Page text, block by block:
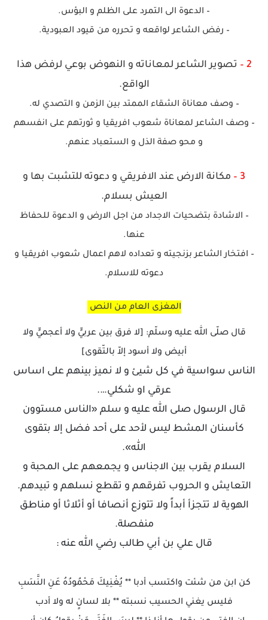
– الدعوة الى التمرد على الظلم و البؤس.
– رفض الشاعر لواقعه و تحرره من قيود العبودية.
2 –
تصوير الشاعر لمعاناته و النهوض بوعي لرفض هذا
الواقع.
– وصف معاناة الشقاء الممتد بين الزمن و التصدي له.
– وصف الشاعر لمعاناة شعوب افريقيا و ثورتهم على انفسهم
و محو صفة الذل و الستعباد عنهم.
3 –
مكانة الارض عند الافريقي و دعوته للتشبت بها و
العيش بسلام.
– الاشادة بتضحيات الاجداد من اجل الارض و الدعوة للحفاظ
عنها.
– افتخار الشاعر بزنجيته و تعداده لاهم اعمال شعوب افريقيا و
دعوته للاسلام.
المغزى العام من النص
قال صلّى الله عليه وسلّم: [لا فرق بين عربيٍّ ولا أعجميٍّ ولا
أبيض ولا أسود إلاّ بالتّقوى]
الناس سواسية في كل شيئ و لا نميز بينهم على اساس
عرقي او شكلي….
قال الرسول صلى الله عليه و سلم «الناس مستوون
كأسنان المشط ليس لأحد على أحد فضل إلا بتقوى
الله».
السلام يقرب بين الاجناس و يجمعهم على المحبة و
التعايش و الحروب تفرقهم و تقطع نسلهم و تبيدهم.
الهوية لا تتجزأ أبداً ولا تتوزع أنصافا أو أثلاثا أو مناطق
منفصلة.
قال علي بن أبي طالب رضي الله عنه :
كن ابن من شئت واكتسب أدبا ** يُغْنِيكَ مَحْمُودُهُ عَنِ النَّسَبِ
فليس يغني الحسيب نسبته ** بلا لسانٍ له ولا أدب